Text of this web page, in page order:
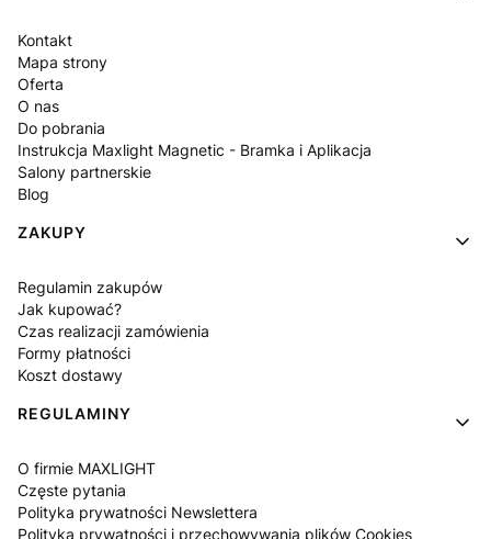
Kontakt
Mapa strony
Oferta
O nas
Do pobrania
Instrukcja Maxlight Magnetic - Bramka i Aplikacja
Salony partnerskie
Blog
ZAKUPY
Regulamin zakupów
Jak kupować?
Czas realizacji zamówienia
Formy płatności
Koszt dostawy
REGULAMINY
O firmie MAXLIGHT
Częste pytania
Polityka prywatności Newslettera
Polityka prywatności i przechowywania plików Cookies